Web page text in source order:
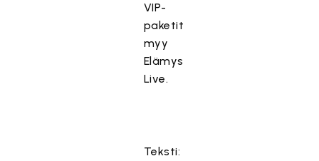
VIP-
paketit
myy
Elämys
Live.
Teksti: